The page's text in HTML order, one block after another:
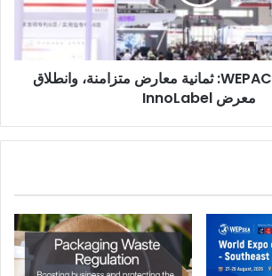
معرض WEPACK 2026: ثمانية معارض متزامنة، وانطلاق
معرض InnoLabel